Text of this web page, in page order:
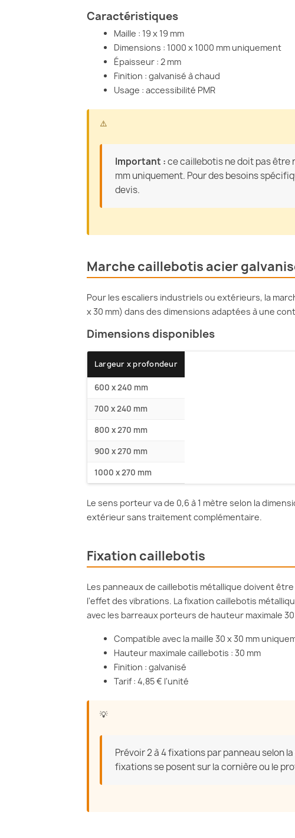
Caractéristiques
Maille : 19 x 19 mm
Dimensions : 1000 x 1000 mm uniquement
Épaisseur : 2 mm
Finition : galvanisé à chaud
Usage : accessibilité PMR
Important :ce caillebotis ne doit pas être
mm uniquement. Pour des besoins
devis.
Marche caillebotis acier
Pour les escaliers industriels ou extérieurs, la
x 30 mm) dans des dimensions adaptées à une
Dimensions disponibles
Largeur x profondeur
600 x 240 mm
700 x 240 mm
800 x 270 mm
900 x 270 mm
1000 x 270 mm
Le sens porteur va de 0,6 à 1 mètre selon la
extérieur sans traitement complémentaire.
Fixation caillebotis
Les panneaux de caillebotis métallique doivent
l'effet des vibrations. La fixation caillebotis
avec les barreaux porteurs de hauteur maximale 30
Compatible avec la maille 30 x 30 mm
Hauteur maximale caillebotis : 30 mm
Finition : galvanisé
Tarif : 4,85 € l'unité
Prévoir 2 à 4 fixations par panneau selon
fixations se posent sur la cornière ou le